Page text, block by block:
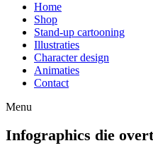
Home
Shop
Stand-up cartooning
Illustraties
Character design
Animaties
Contact
Menu
Infographics die